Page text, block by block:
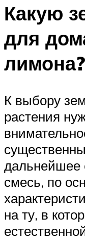
Какую
для
лимона?
К выбору
растения
дальнейшее
смесь, по
на ту, в